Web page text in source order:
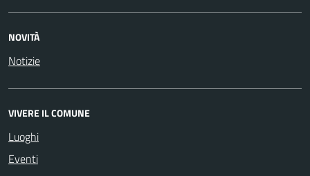
NOVITÀ
Notizie
VIVERE IL COMUNE
Luoghi
Eventi